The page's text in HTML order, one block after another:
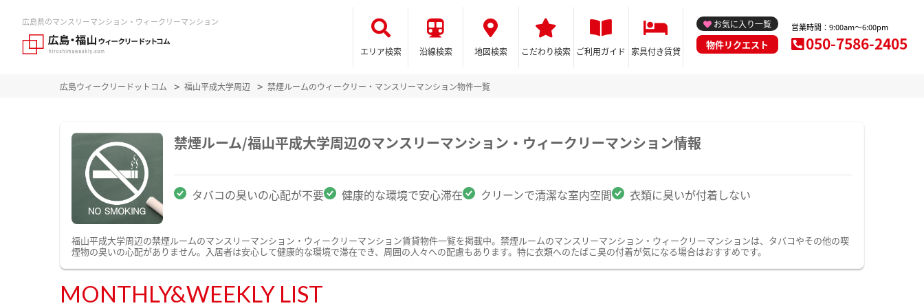
広島県のマンスリーマンション・ウィークリーマンション
エリア検索 沿線検索 地図検索 こだわり検索 ご利用ガイド 家具付き賃貸
お気に入り一覧
物件リクエスト
営業時間：9:00am～6:00pm
050-7586-2405
広島ウィークリードットコム 福山平成大学周辺 禁煙ルームのウィークリー・マンスリーマンション物件一覧
禁煙ルーム/福山平成大学周辺のマンスリーマンション・ウィークリーマンション情報
タバコの臭いの心配が不要 健康的な環境で安心滞在 クリーンで清潔な室内空間 衣類に臭いが付着しない
福山平成大学周辺の禁煙ルームのマンスリーマンション・ウィークリーマンション賃貸物件一覧を掲載中。禁煙ルームのマンスリーマンション・ウィークリーマンションは、タバコやその他の喫
煙物の臭いの心配がありません。入居者は安心して健康的な環境で滞在でき、周囲の人々への配慮もあります。特に衣類へのたばこ臭の付着が気になる場合はおすすめです。
MONTHLY&WEEKLY LIST